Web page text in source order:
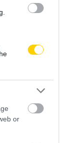
or